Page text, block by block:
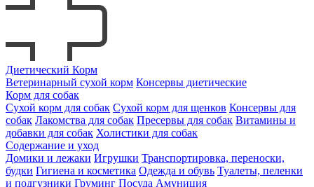
Диетический Корм
Ветеринарный сухой корм Консервы диетические
Корм для собак
Сухой корм для собак Сухой корм для щенков Консервы для
собак Лакомства для собак Пресервы для собак Витамины и
добавки для собак Холистики для собак
Содержание и уход
Домики и лежаки Игрушки Транспортировка, переноски,
будки Гигиена и косметика Одежда и обувь Туалеты, пеленки
и подгузники Груминг Посуда Амуниция